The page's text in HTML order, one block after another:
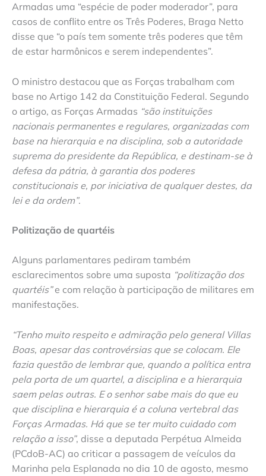
Armadas uma “espécie de poder moderador”, para
casos de conflito entre os Três Poderes, Braga Netto
disse que “o país tem somente três poderes que têm
de estar harmônicos e serem independentes”.
O ministro destacou que as Forças trabalham com
base no Artigo 142 da Constituição Federal. Segundo
o artigo, as Forças Armadas “são instituições
nacionais permanentes e regulares, organizadas com
base na hierarquia e na disciplina, sob a autoridade
suprema do presidente da República, e destinam-se à
defesa da pátria, à garantia dos poderes
constitucionais e, por iniciativa de qualquer destes, da
lei e da ordem”.
Politização de quartéis
Alguns parlamentares pediram também
esclarecimentos sobre uma suposta “politização dos
quartéis”e com relação à participação de militares em
manifestações.
“Tenho muito respeito e admiração pelo general Villas
Boas, apesar das controvérsias que se colocam. Ele
fazia questão de lembrar que, quando a política entra
pela porta de um quartel, a disciplina e a hierarquia
saem pelas outras. E o senhor sabe mais do que eu
que disciplina e hierarquia é a coluna vertebral das
Forças Armadas. Há que se ter muito cuidado com
relação a isso”, disse a deputada Perpétua Almeida
(PCdoB-AC) ao criticar a passagem de veículos da
Marinha pela Esplanada no dia 10 de agosto, mesmo